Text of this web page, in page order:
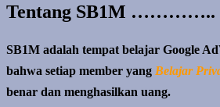
Tentang SB1M …………..
SB1M adalah tempat belajar Google
bahwa setiap member yang Belajar
benar dan menghasilkan uang.